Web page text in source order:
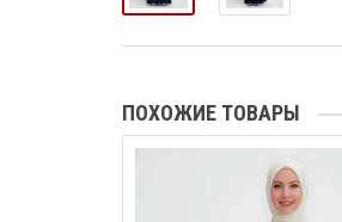
ПОХОЖИЕ ТОВАРЫ